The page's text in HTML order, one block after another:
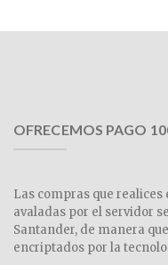
OFRECEMOS PAGO
Las compras que
avaladas por el servidor
Santander, de manera
encriptados por la